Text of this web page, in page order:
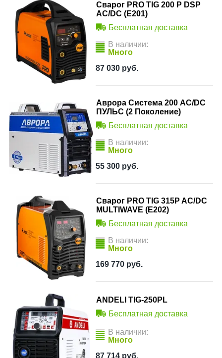
Сварог PRO TIG 200 P DSP
AC/DC (E201)
Бесплатная доставка
В наличии:
Много
87 030 руб.
Аврора Система 200 AC/DC
ПУЛЬС (2 Поколение)
Бесплатная доставка
В наличии:
Много
55 300 руб.
Сварог PRO TIG 315P AC/DC
MULTIWAVE (E202)
Бесплатная доставка
В наличии:
Много
169 770 руб.
ANDELI TIG-250PL
Бесплатная доставка
В наличии:
Много
87 714 руб.